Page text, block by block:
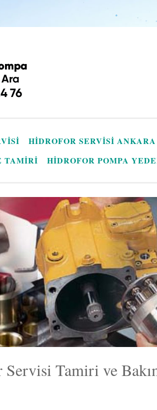
HIDROFOR SERVISI ANKARA
TAMIRI
HIDROFOR POMPA
Tamiri ve